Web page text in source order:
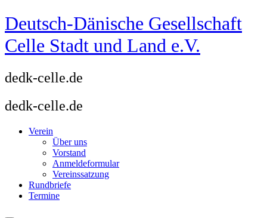
Zum
Inhalt
springen
Deutsch-Dänische Gesellschaft
Celle Stadt und Land e.V.
dedk-celle.de
dedk-celle.de
Verein
Über uns
Vorstand
Anmeldeformular
Vereinssatzung
Rundbriefe
Termine